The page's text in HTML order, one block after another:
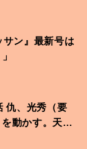
ン』最新号は
仇、光秀（要
動かす。天下